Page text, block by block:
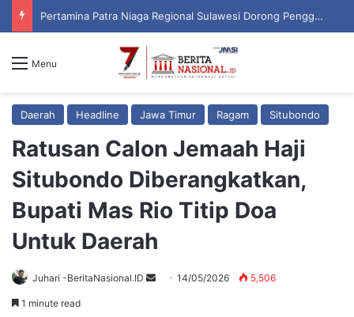
Pertamina Patra Niaga Regional Sulawesi Dorong Penggunaan Bright Gas bagi Petani Sidrap sebagai Solusi Energi Irigasi
Menu
Daerah Headline Jawa Timur Ragam Situbondo
Ratusan Calon Jemaah Haji
Situbondo Diberangkatkan,
Bupati Mas Rio Titip Doa
Untuk Daerah
Juhari -BeritaNasional.ID 14/05/2026 5,506
1 minute read